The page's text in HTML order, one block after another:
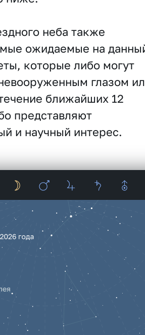
неба также
ожидаемые на
которые либо могут
глазом
ближайших 12
представляют
и научный интерес.